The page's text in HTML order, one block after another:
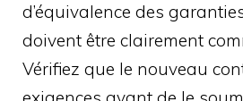
d’équivalence des
doivent être clairement
Vérifiez que le nouveau